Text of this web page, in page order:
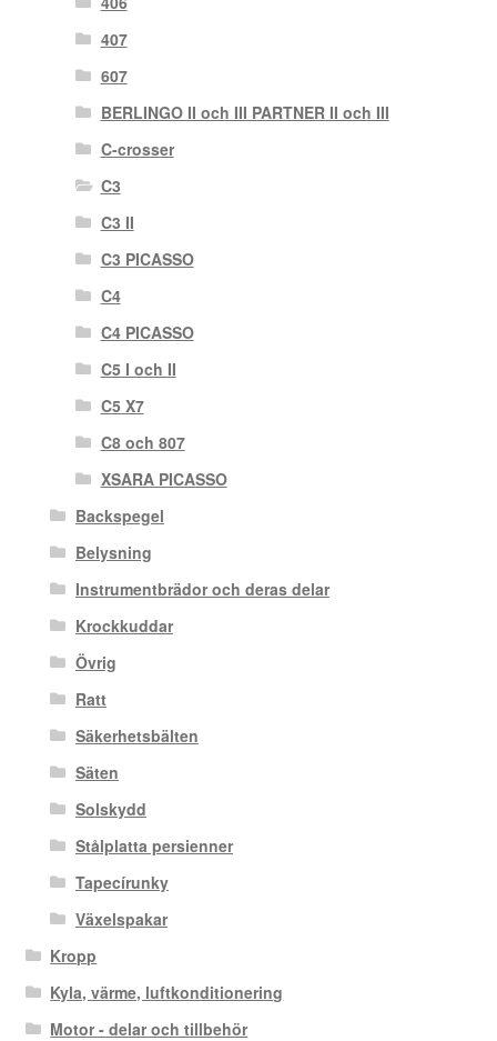
407
607
BERLINGO II och III PARTNER II och III
C-crosser
C3
C3 II
C3 PICASSO
C4
C4 PICASSO
C5 I och II
C5 X7
C8 och 807
XSARA PICASSO
Backspegel
Belysning
Instrumentbrädor och deras delar
Krockkuddar
Övrig
Ratt
Säkerhetsbälten
Säten
Solskydd
Stålplatta persienner
Tapecírunky
Växelspakar
Kropp
Kyla, värme, luftkonditionering
Motor - delar och tillbehör